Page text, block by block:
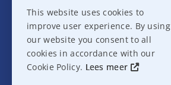
Privacy verklaring
Disclaimer
This website uses cookies to
improve user experience. By using
our website you consent to all
cookies in accordance with our
Cookie Policy. Lees meer